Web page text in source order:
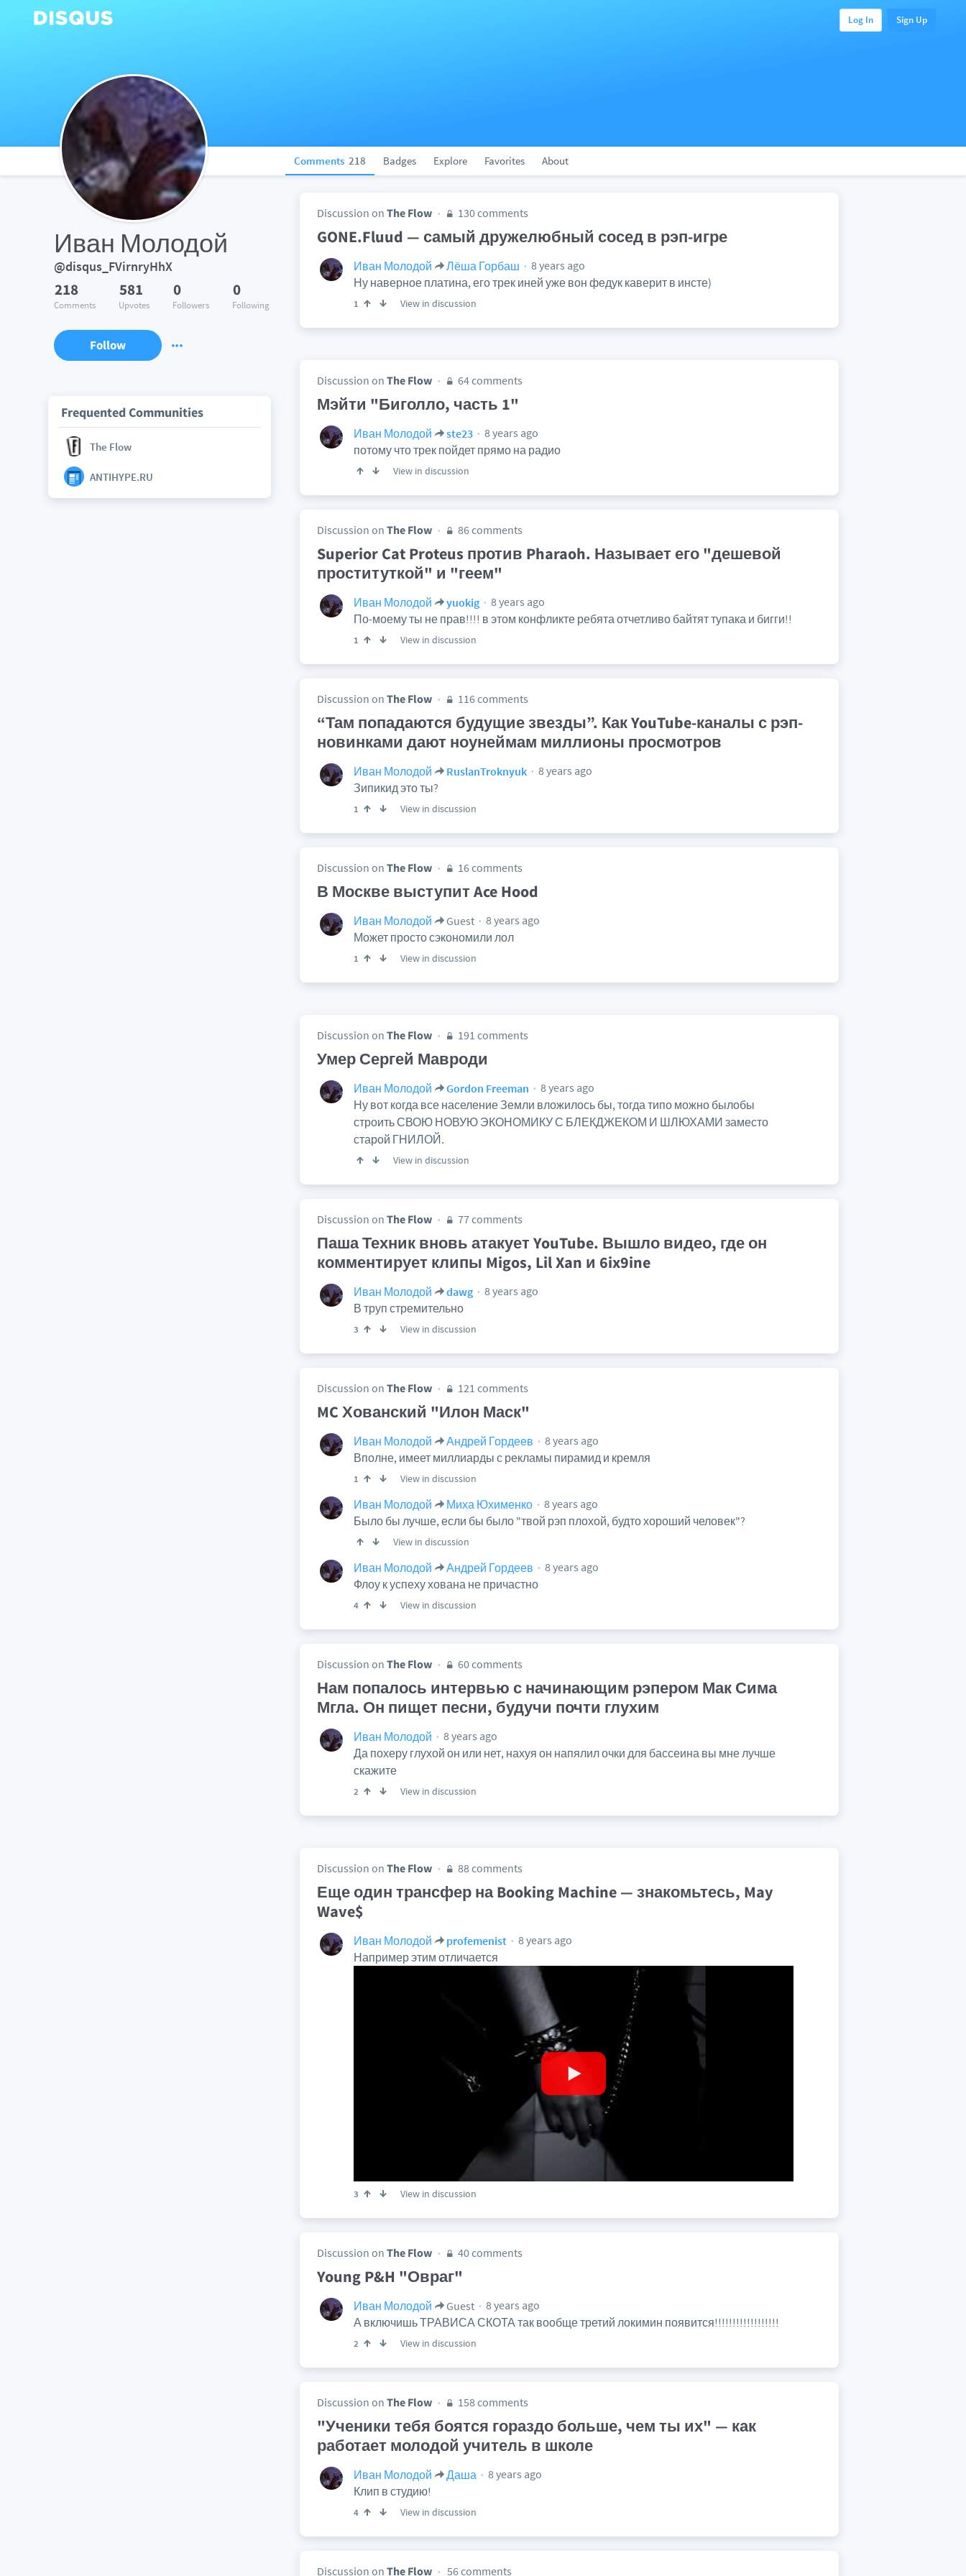
Log In Sign Up
Comments 218 Badges Explore Favorites About
Иван Молодой
@disqus_FVirnryHhX
218
Comments
581
Upvotes
0
Followers
0
Following
Follow
Frequented Communities
The Flow
ANTIHYPE.RU
Discussion on The Flow 130 comments
GONE.Fluud — самый дружелюбный сосед в рэп-игре
Иван Молодой Лёша Горбаш
8 years ago
Ну наверное платина, его трек иней уже вон федук каверит в инсте)
1 View in discussion
Discussion on The Flow 64 comments
Мэйти "Биголло, часть 1"
Иван Молодой ste23
8 years ago
потому что трек пойдет прямо на радио
View in discussion
Discussion on The Flow 86 comments
Superior Cat Proteus против Pharaoh. Называет его "дешевой
проституткой" и "геем"
Иван Молодой yuokig
8 years ago
По-моему ты не прав!!!! в этом конфликте ребята отчетливо байтят тупака и бигги!!
1 View in discussion
Discussion on The Flow 116 comments
“Там попадаются будущие звезды”. Как YouTube-каналы с рэп-
новинками дают ноунеймам миллионы просмотров
Иван Молодой RuslanTroknyuk
8 years ago
Зипикид это ты?
1 View in discussion
Discussion on The Flow 16 comments
В Москве выступит Ace Hood
Иван Молодой Guest
8 years ago
Может просто сэкономили лол
1 View in discussion
Discussion on The Flow 191 comments
Умер Сергей Мавроди
Иван Молодой Gordon Freeman
8 years ago
Ну вот когда все население Земли вложилось бы, тогда типо можно былобы
строить СВОЮ НОВУЮ ЭКОНОМИКУ С БЛЕКДЖЕКОМ И ШЛЮХАМИ заместо
старой ГНИЛОЙ.
View in discussion
Discussion on The Flow 77 comments
Паша Техник вновь атакует YouTube. Вышло видео, где он
комментирует клипы Migos, Lil Xan и 6ix9ine
Иван Молодой dawg
8 years ago
В труп стремительно
3 View in discussion
Discussion on The Flow 121 comments
MC Хованский "Илон Маск"
Иван Молодой Андрей Гордеев
8 years ago
Вполне, имеет миллиарды с рекламы пирамид и кремля
1 View in discussion
Иван Молодой Миха Юхименко
8 years ago
Было бы лучше, если бы было "твой рэп плохой, будто хороший человек"?
View in discussion
Иван Молодой Андрей Гордеев
8 years ago
Флоу к успеху хована не причастно
4 View in discussion
Discussion on The Flow 60 comments
Нам попалось интервью с начинающим рэпером Мак Сима
Мгла. Он пищет песни, будучи почти глухим
Иван Молодой
8 years ago
Да похеру глухой он или нет, нахуя он напялил очки для бассеина вы мне лучше
скажите
2 View in discussion
Discussion on The Flow 88 comments
Еще один трансфер на Booking Machine — знакомьтесь, May
Wave$
Иван Молодой profemenist
8 years ago
Например этим отличается
3 View in discussion
Discussion on The Flow 40 comments
Young P&H "Овраг"
Иван Молодой Guest
8 years ago
А включишь ТРАВИСА СКОТА так вообще третий локимин появится!!!!!!!!!!!!!!!!!!
2 View in discussion
Discussion on The Flow 158 comments
"Ученики тебя боятся гораздо больше, чем ты их​" — как
работает молодой учитель в школе
Иван Молодой Даша
8 years ago
Клип в студию!
4 View in discussion
Discussion on The Flow 56 comments